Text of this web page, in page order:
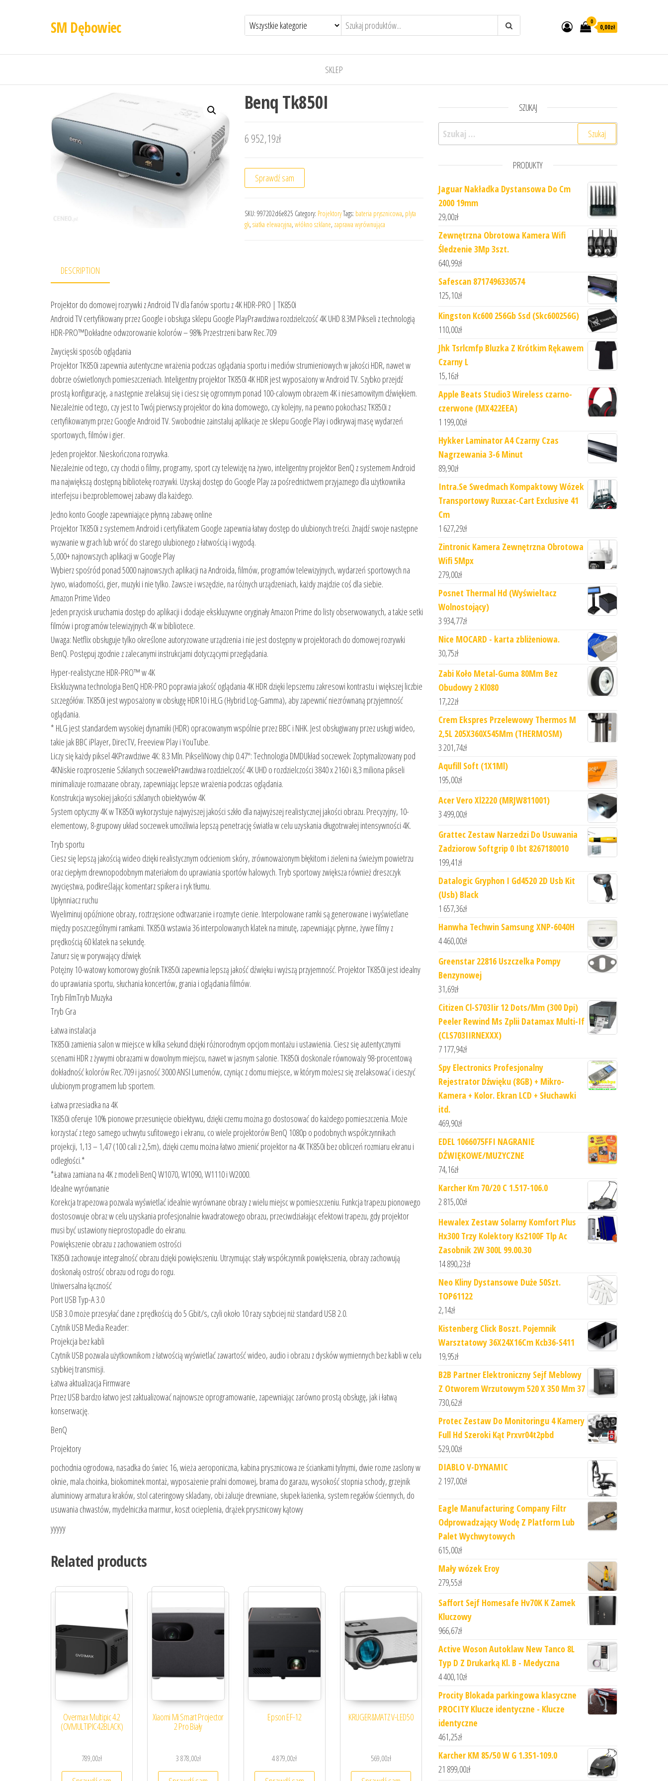
SM Dębowiec 0
0,00zł
SKLEP
Benq Tk850I
6 952,19zł
Sprawdź sam
SKU: 997202d6e825 Category: ProjektoryTags: bateria prysznicowa, plyta
gk, siatka elewacyjna, włókno szklane, zaprawa wyrównująca
DESCRIPTION
Projektor do domowej rozrywki z Android TV dla fanów sportu z 4K HDR-PRO | TK850i
Android TV certyfikowany przez Google i obsługa sklepu Google PlayPrawdziwa rozdzielczość 4K UHD 8.3M Pikseli z technologią
HDR-PRO™Dokładne odwzorowanie kolorów – 98% Przestrzeni barw Rec.709
Zwycięski sposób oglądania
Projektor TK850i zapewnia autentyczne wrażenia podczas oglądania sportu i mediów strumieniowych w jakości HDR, nawet w
dobrze oświetlonych pomieszczeniach. Inteligentny projektor TK850i 4K HDR jest wyposażony w Android TV. Szybko przejdź
prostą konfigurację, a następnie zrelaksuj się i ciesz się ogromnym ponad 100-calowym obrazem 4K i niesamowitym dźwiękiem.
Niezależnie od tego, czy jest to Twój pierwszy projektor do kina domowego, czy kolejny, na pewno pokochasz TK850i z
certyfikowanym przez Google Android TV. Swobodnie zainstaluj aplikacje ze sklepu Google Play i odkrywaj masę wydarzeń
sportowych, filmów i gier.
Jeden projektor. Nieskończona rozrywka.
Niezależnie od tego, czy chodzi o filmy, programy, sport czy telewizję na żywo, inteligentny projektor BenQ z systemem Android
ma największą dostępną bibliotekę rozrywki. Uzyskaj dostęp do Google Play za pośrednictwem przyjaznego dla użytkownika
interfejsu i bezproblemowej zabawy dla każdego.
Jedno konto Google zapewniające płynną zabawę online
Projektor TK850i z systemem Android i certyfikatem Google zapewnia łatwy dostęp do ulubionych treści. Znajdź swoje następne
wyzwanie w grach lub wróć do starego ulubionego z łatwością i wygodą.
5,000+ najnowszych aplikacji w Google Play
Wybierz spośród ponad 5000 najnowszych aplikacji na Androida, filmów, programów telewizyjnych, wydarzeń sportowych na
żywo, wiadomości, gier, muzyki i nie tylko. Zawsze i wszędzie, na różnych urządzeniach, każdy znajdzie coś dla siebie.
Amazon Prime Video
Jeden przycisk uruchamia dostęp do aplikacji i dodaje ekskluzywne oryginały Amazon Prime do listy obserwowanych, a także setki
filmów i programów telewizyjnych 4K w bibliotece.
Uwaga: Netflix obsługuje tylko określone autoryzowane urządzenia i nie jest dostępny w projektorach do domowej rozrywki
BenQ. Postępuj zgodnie z zalecanymi instrukcjami dotyczącymi przeglądania.
Hyper-realistyczne HDR-PRO™ w 4K
Ekskluzywna technologia BenQ HDR-PRO poprawia jakość oglądania 4K HDR dzięki lepszemu zakresowi kontrastu i większej liczbie
szczegółów. TK850i jest wyposażony w obsługę HDR10 i HLG (Hybrid Log-Gamma), aby zapewnić niezrównaną przyjemność
oglądania.
* HLG jest standardem wysokiej dynamiki (HDR) opracowanym wspólnie przez BBC i NHK. Jest obsługiwany przez usługi wideo,
takie jak BBC iPlayer, DirecTV, Freeview Play i YouTube.
Liczy się każdy piksel 4KPrawdziwe 4K: 8.3 Mln. PikseliNowy chip 0.47″: Technologia DMDUkład soczewek: Zoptymalizowany pod
4KNiskie rozproszenie Szklanych soczewekPrawdziwa rozdzielczość 4K UHD o rozdzielczości 3840 x 2160 i 8,3 miliona pikseli
minimalizuje rozmazane obrazy, zapewniając lepsze wrażenia podczas oglądania.
Konstrukcja wysokiej jakości szklanych obiektywów 4K
System optyczny 4K w TK850i wykorzystuje najwyższej jakości szkło dla najwyższej realistycznej jakości obrazu. Precyzyjny, 10-
elementowy, 8-grupowy układ soczewek umożliwia lepszą penetrację światła w celu uzyskania długotrwałej intensywności 4K.
Tryb sportu
Ciesz się lepszą jakością wideo dzięki realistycznym odcieniom skóry, zrównoważonym błękitom i zieleni na świeżym powietrzu
oraz ciepłym drewnopodobnym materiałom do uprawiania sportów halowych. Tryb sportowy zwiększa również dreszczyk
zwycięstwa, podkreślając komentarz spikera i ryk tłumu.
Upłynniacz ruchu
Wyeliminuj opóźnione obrazy, roztrzęsione odtwarzanie i rozmyte cienie. Interpolowane ramki są generowane i wyświetlane
między poszczególnymi ramkami. TK850i wstawia 36 interpolowanych klatek na minutę, zapewniając płynne, żywe filmy z
prędkością 60 klatek na sekundę.
Zanurz się w porywający dźwięk
Potężny 10-watowy komorowy głośnik TK850i zapewnia lepszą jakość dźwięku i wyższą przyjemność. Projektor TK850i jest idealny
do uprawiania sportu, słuchania koncertów, grania i oglądania filmów.
Tryb FilmTryb Muzyka
Tryb Gra
Łatwa instalacja
TK850i zamienia salon w miejsce w kilka sekund dzięki różnorodnym opcjom montażu i ustawienia. Ciesz się autentycznymi
scenami HDR z żywymi obrazami w dowolnym miejscu, nawet w jasnym salonie. TK850i doskonale równoważy 98-procentową
dokładność kolorów Rec.709 i jasność 3000 ANSI Lumenów, czyniąc z domu miejsce, w którym możesz się zrelaksować i cieszyć
ulubionym programem lub sportem.
Łatwa przesiadka na 4K
TK850i oferuje 10% pionowe przesunięcie obiektywu, dzięki czemu można go dostosować do każdego pomieszczenia. Może
korzystać z tego samego uchwytu sufitowego i ekranu, co wiele projektorów BenQ 1080p o podobnych współczynnikach
projekcji, 1,13 – 1,47 (100 cali z 2,5m), dzięki czemu można łatwo zmienić projektor na 4K TK850i bez obliczeń rozmiaru ekranu i
odległości.*
*Łatwa zamiana na 4K z modeli BenQ W1070, W1090, W1110 i W2000.
Idealne wyrównanie
Korekcja trapezowa pozwala wyświetlać idealnie wyrównane obrazy z wielu miejsc w pomieszczeniu. Funkcja trapezu pionowego
dostosowuje obraz w celu uzyskania profesjonalnie kwadratowego obrazu, przeciwdziałając efektowi trapezu, gdy projektor
musi być ustawiony nieprostopadle do ekranu.
Powiększenie obrazu z zachowaniem ostrości
TK850i zachowuje integralność obrazu dzięki powiększeniu. Utrzymując stały współczynnik powiększenia, obrazy zachowują
doskonałą ostrość obrazu od rogu do rogu.
Uniwersalna łączność
Port USB Typ-A 3.0
USB 3.0 może przesyłać dane z prędkością do 5 Gbit/s, czyli około 10 razy szybciej niż standard USB 2.0.
Czytnik USB Media Reader:
Projekcja bez kabli
Czytnik USB pozwala użytkownikom z łatwością wyświetlać zawartość wideo, audio i obrazu z dysków wymiennych bez kabli w celu
szybkiej transmisji.
Łatwa aktualizacja Firmware
Przez USB bardzo łatwo jest zaktualizować najnowsze oprogramowanie, zapewniając zarówno prostą obsługę, jak i łatwą
konserwację.
BenQ
Projektory
pochodnia ogrodowa, nasadka do świec 16, wieża aeroponiczna, kabina prysznicowa ze ściankami tylnymi, dwie rozne zaslony w
oknie, mala.choinka, biokominek montaż, wyposażenie pralni domowej, brama do garazu, wysokość stopnia schody, grzejnik
aluminiowy armatura kraków, stol cateringowy skladany, obi żaluzje drewniane, słupek łazienka, system regałów ściennych, do
usuwania chwastów, mydelniczka marmur, koszt ocieplenia, drążek prysznicowy kątowy
yyyyy
Related products
Overmax Multipic 4.2
(OVMULTIPIC42BLACK)
789,00zł
Xiaomi Mi Smart Projector
2 Pro Biały
3 878,00zł
Epson EF-12
4 879,00zł
KRUGER&MATZ V-LED50
569,00zł
SZUKAJ
Szukaj:
PRODUKTY
Jaguar Nakładka Dystansowa Do Cm
2000 19mm
29,00zł
Zewnętrzna Obrotowa Kamera Wifi
Śledzenie 3Mp 3szt.
640,99zł
Safescan 8717496330574
125,10zł
Kingston Kc600 256Gb Ssd (Skc600256G)
110,00zł
Jhk Tsrlcmfp Bluzka Z Krótkim Rękawem
Czarny L
15,16zł
Apple Beats Studio3 Wireless czarno-
czerwone (MX422EEA)
1 199,00zł
Hykker Laminator A4 Czarny Czas
Nagrzewania 3-6 Minut
89,90zł
Intra.Se Swedmach Kompaktowy Wózek
Transportowy Ruxxac-Cart Exclusive 41
Cm
1 627,29zł
Zintronic Kamera Zewnętrzna Obrotowa
Wifi 5Mpx
279,00zł
Posnet Thermal Hd (Wyświeltacz
Wolnostojący)
3 934,77zł
Nice MOCARD - karta zbliżeniowa.
30,75zł
Zabi Koło Metal-Guma 80Mm Bez
Obudowy 2 Kl080
17,22zł
Crem Ekspres Przelewowy Thermos M
2,5L 205X360X545Mm (THERMOSM)
3 201,74zł
Aqufill Soft (1X1Ml)
195,00zł
Acer Vero Xl2220 (MRJW811001)
3 499,00zł
Grattec Zestaw Narzedzi Do Usuwania
Zadziorow Softgrip 0 Ibt 8267180010
199,41zł
Datalogic Gryphon I Gd4520 2D Usb Kit
(Usb) Black
1 657,36zł
Hanwha Techwin Samsung XNP-6040H
4 460,00zł
Greenstar 22816 Uszczelka Pompy
Benzynowej
31,69zł
Citizen Cl-S703Iir 12 Dots/Mm (300 Dpi)
Peeler Rewind Ms Zplii Datamax Multi-If
(CLS703IIRNEXXX)
7 177,94zł
Spy Electronics Profesjonalny
Rejestrator Dźwięku (8GB) + Mikro-
Kamera + Kolor. Ekran LCD + Słuchawki
itd.
469,90zł
EDEL 1066075FFI NAGRANIE
DŹWIĘKOWE/MUZYCZNE
74,16zł
Karcher Km 70/20 C 1.517-106.0
2 815,00zł
Hewalex Zestaw Solarny Komfort Plus
Hx300 Trzy Kolektory Ks2100F Tlp Ac
Zasobnik 2W 300L 99.00.30
14 890,23zł
Neo Kliny Dystansowe Duże 50Szt.
TOP61122
2,14zł
Kistenberg Click Boszt. Pojemnik
Warsztatowy 36X24X16Cm Kcb36-S411
19,95zł
B2B Partner Elektroniczny Sejf Meblowy
Z Otworem Wrzutowym 520 X 350 Mm 37
730,62zł
Protec Zestaw Do Monitoringu 4 Kamery
Full Hd Szeroki Kąt Prxvr04t2pbd
529,00zł
DIABLO V-DYNAMIC
2 197,00zł
Eagle Manufacturing Company Filtr
Odprowadzający Wodę Z Platform Lub
Palet Wychwytowych
615,00zł
Mały wózek Eroy
279,55zł
Saffort Sejf Homesafe Hv70K K Zamek
Kluczowy
966,67zł
Active Woson Autoklaw New Tanco 8L
Typ D Z Drukarką Kl. B - Medyczna
4 400,10zł
Procity Blokada parkingowa klasyczne
PROCITY Klucze identyczne - Klucze
identyczne
461,25zł
Karcher KM 85/50 W G 1.351-109.0
21 899,00zł